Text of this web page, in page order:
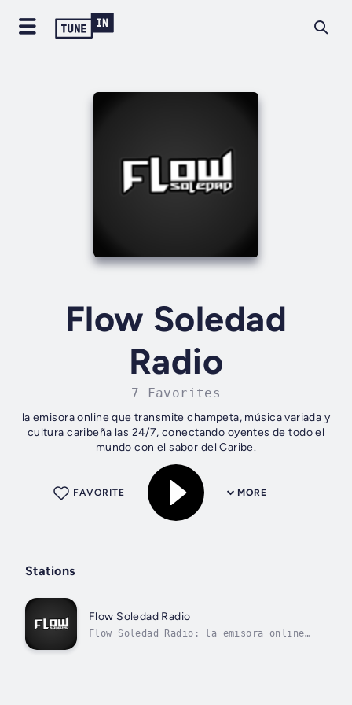
Flow Soledad
Radio
7 Favorites
la emisora online que transmite champeta, música variada y
cultura caribeña las 24/7, conectando oyentes de todo el
mundo con el sabor del Caribe.
MORE
FAVORITE
Stations
Flow Soledad Radio
Flow Soledad Radio: la emisora online